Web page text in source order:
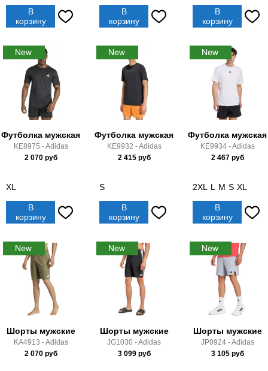
В
корзину
В
корзину
В
корзину
Футболка мужская
KE8975 - Adidas
2 070руб
XL
В
корзину
Футболка мужская
KE9932 - Adidas
2 415руб
S
В
корзину
Футболка мужская
KE9934 - Adidas
2 467руб
2XL L M S XL
В
корзину
Шорты мужские
KA4913 - Adidas
2 070руб
Шорты мужские
JG1030 - Adidas
3 099руб
Шорты мужские
JP0924 - Adidas
3 105руб